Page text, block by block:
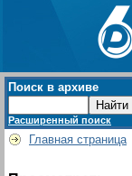
Поиск в архиве
Расширенный поиск
Главная страница